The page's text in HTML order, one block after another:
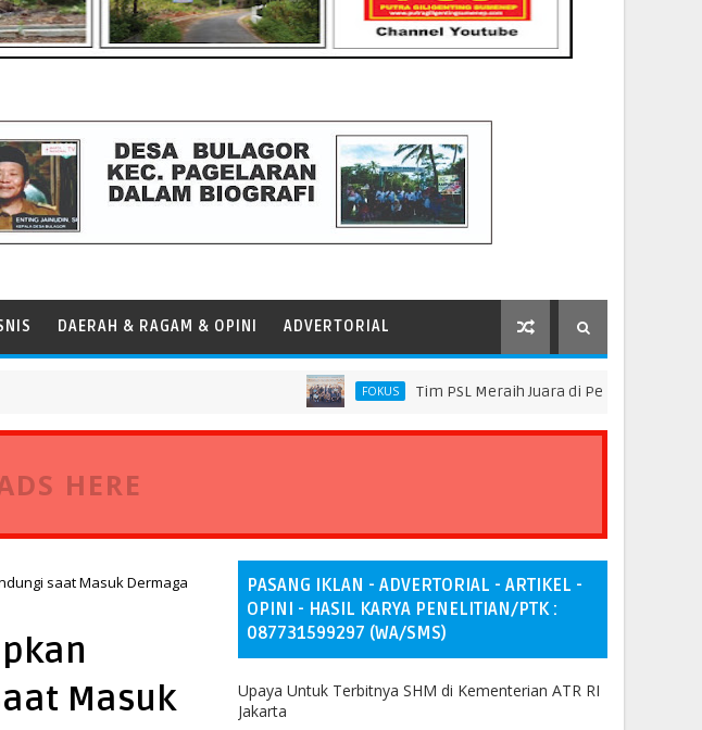
DAERAH & RAGAM & OPINI ADVERTORIAL
FOKUS Tim PSL Meraih Juara di Pelindo Innovation
HERE
saat Masuk Dermaga
Masuk
PASANG IKLAN - ADVERTORIAL - ARTIKEL -
OPINI - HASIL KARYA PENELITIAN/PTK :
087731599297 (WA/SMS)
Upaya Untuk Terbitnya SHM di Kementerian ATR RI
Jakarta